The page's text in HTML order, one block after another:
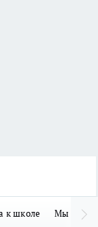
к школе Мы в MAX